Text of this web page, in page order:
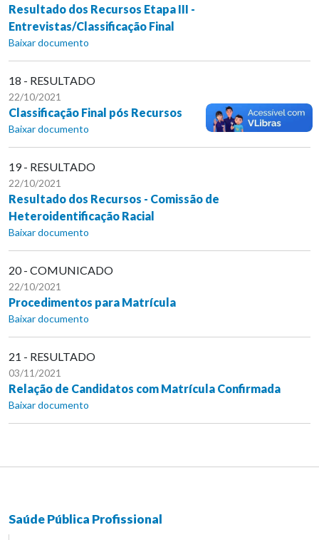
Resultado dos Recursos Etapa III -
Entrevistas/Classificação Final
Baixar documento
18 - RESULTADO
22/10/2021
Classificação Final pós Recursos
Baixar documento
19 - RESULTADO
22/10/2021
Resultado dos Recursos - Comissão de
Heteroidentificação Racial
Baixar documento
20 - COMUNICADO
22/10/2021
Procedimentos para Matrícula
Baixar documento
21 - RESULTADO
03/11/2021
Relação de Candidatos com Matrícula Confirmada
Baixar documento
Saúde Pública Profissional